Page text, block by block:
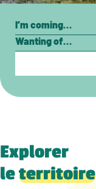
Explorer
leterritoire